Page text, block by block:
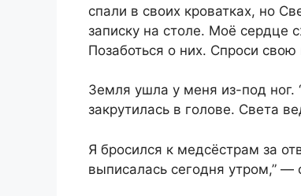
спали в своих кроватках, но
записку на столе. Моё сердце
Позаботься о них. Спроси
Земля ушла у меня из-под ног.
закрутилась в голове. Света
Я бросился к медсёстрам за
выписалась сегодня утром,” —